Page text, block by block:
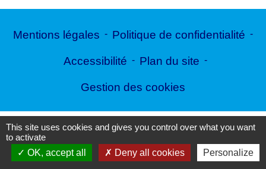
Mentions légales - Politique de confidentialité -
Accessibilité - Plan du site -
Gestion des cookies
Site créé en partenariat avec Réseau des Communes
This site uses cookies and gives you control over what you want
to activate
OK, accept all
Deny all cookies Personalize